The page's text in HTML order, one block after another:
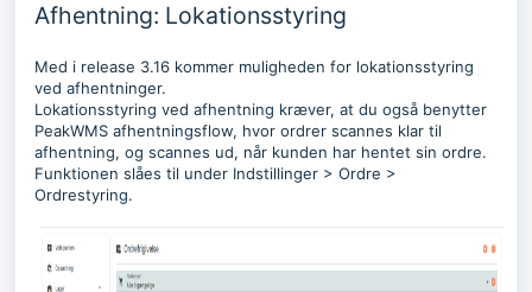
Afhentning: Lokationsstyring
Med i release 3.16 kommer muligheden for lokationsstyring
ved afhentninger.
Lokationsstyring ved afhentning kræver, at du også benytter
PeakWMS afhentningsflow, hvor ordrer scannes klar til
afhentning, og scannes ud, når kunden har hentet sin ordre.
Funktionen slåes til under Indstillinger > Ordre >
Ordrestyring.